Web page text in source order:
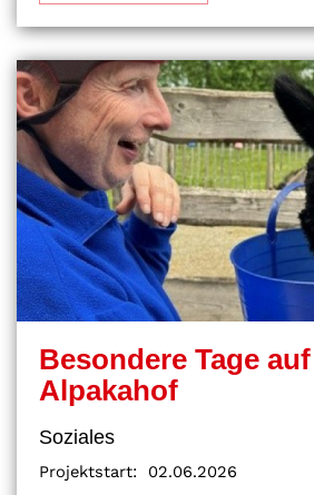
Besondere Tage
Alpakahof
Soziales
Projektstart:
02.06.2026